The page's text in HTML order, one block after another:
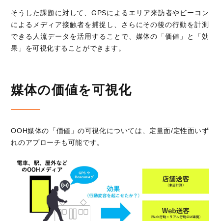
そうした課題に対して、GPSによるエリア来訪者やビーコン
によるメディア接触者を捕捉し、さらにその後の行動を計測
できる人流データを活用することで、媒体の「価値」と「効
果」を可視化することができます。
媒体の価値を可視化
OOH媒体の「価値」の可視化については、定量面/定性面いず
れのアプローチも可能です。